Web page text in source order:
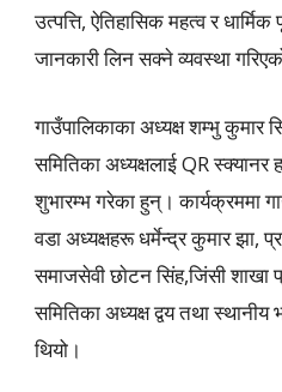
उत्पत्ति, ऐतिहासिक महत्व र
जानकारी लिन सक्ने व्यवस्था
गाउँपालिकाका अध्यक्ष शम्भु कुमार
समितिका अध्यक्षलाई QR स्क्यानर
शुभारम्भ गरेका हुन्। कार्यक्रममा
वडा अध्यक्षहरू धर्मेन्द्र कुमार झा,
समाजसेवी छाेटन सिंह,जिंसी शाखा
समितिका अध्यक्ष द्वय तथा
थियो।